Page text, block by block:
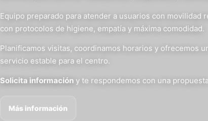
Equipo preparado para atender a usuarios con movilidad
con protocolos de higiene, empatía y máxima comodidad.
Planificamos visitas, coordinamos horarios y ofrecemos
servicio estable para el centro.
Solicita información y te respondemos con una
Más información